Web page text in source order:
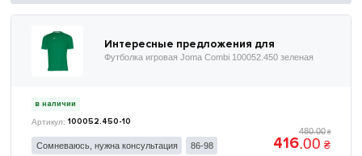
Интересные предложения для
Футболка игровая Joma Combi 100052.450 зеленая
в наличии
100052.450-10
Сомневаюсь, нужна консультация 86-98
480.00 ₴
416.00 ₴